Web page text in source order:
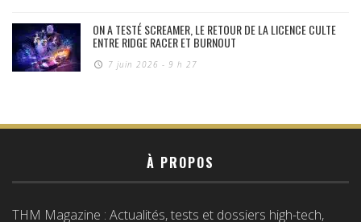
ON A TESTÉ SCREAMER, LE RETOUR DE LA LICENCE CULTE
ENTRE RIDGE RACER ET BURNOUT
7 juin 2026 - 9 h 27
À PROPOS
THM Magazine : Actualités, tests et dossiers high-tech,